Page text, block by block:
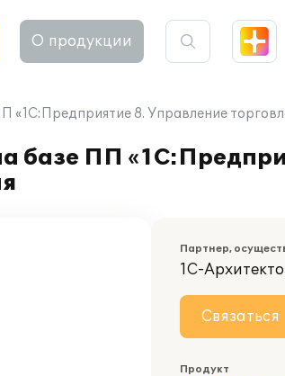
О продукции
«1С:Предприятие 8. Управление
базе ПП
Партнер,
1С-
Связаться
Продукт